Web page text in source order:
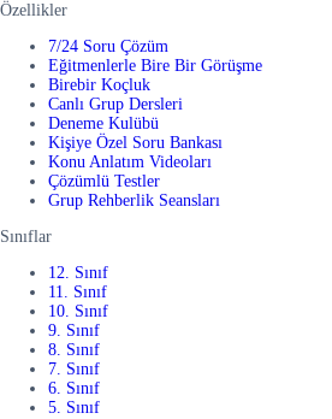
Özellikler
7/24 Soru Çözüm
Eğitmenlerle Bire Bir Görüşme
Birebir Koçluk
Canlı Grup Dersleri
Deneme Kulübü
Kişiye Özel Soru Bankası
Konu Anlatım Videoları
Çözümlü Testler
Grup Rehberlik Seansları
Sınıflar
12. Sınıf
11. Sınıf
10. Sınıf
9. Sınıf
8. Sınıf
7. Sınıf
6. Sınıf
5. Sınıf